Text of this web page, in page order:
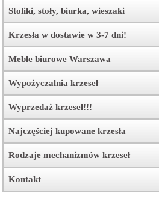
Stoliki, stoły, biurka, wieszaki
Krzesła w dostawie w 3-7 dni!
Meble biurowe Warszawa
Wypożyczalnia krzeseł
Wyprzedaż krzeseł!!!
Najczęściej kupowane krzesła
Rodzaje mechanizmów krzeseł
Kontakt